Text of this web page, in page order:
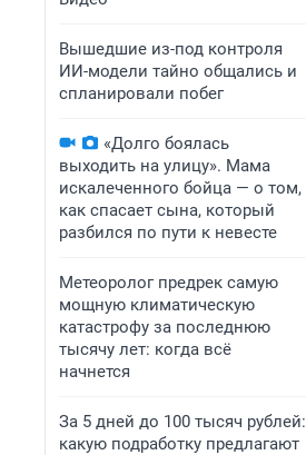
Вышедшие из-под контроля
ИИ-модели тайно общались и
спланировали побег
«Долго боялась
выходить на улицу». Мама
искалеченного бойца — о том,
как спасает сына, который
разбился по пути к невесте
Метеоролог предрек самую
мощную климатическую
катастрофу за последнюю
тысячу лет: когда всё
начнется
За 5 дней до 100 тысяч рублей:
какую подработку предлагают